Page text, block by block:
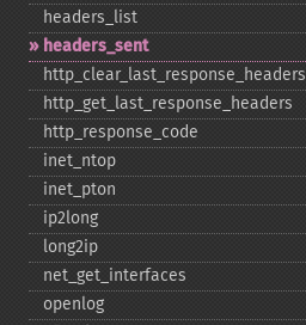
headers_​list
headers_​sent
http_​clear_​last_​response_​headers
http_​get_​last_​response_​headers
http_​response_​code
inet_​ntop
inet_​pton
ip2long
long2ip
net_​get_​interfaces
openlog